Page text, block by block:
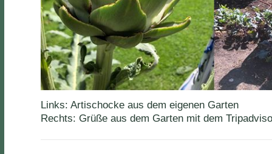
Links: Artischocke aus dem eigenen Garten
Rechts: Grüße aus dem Garten mit dem